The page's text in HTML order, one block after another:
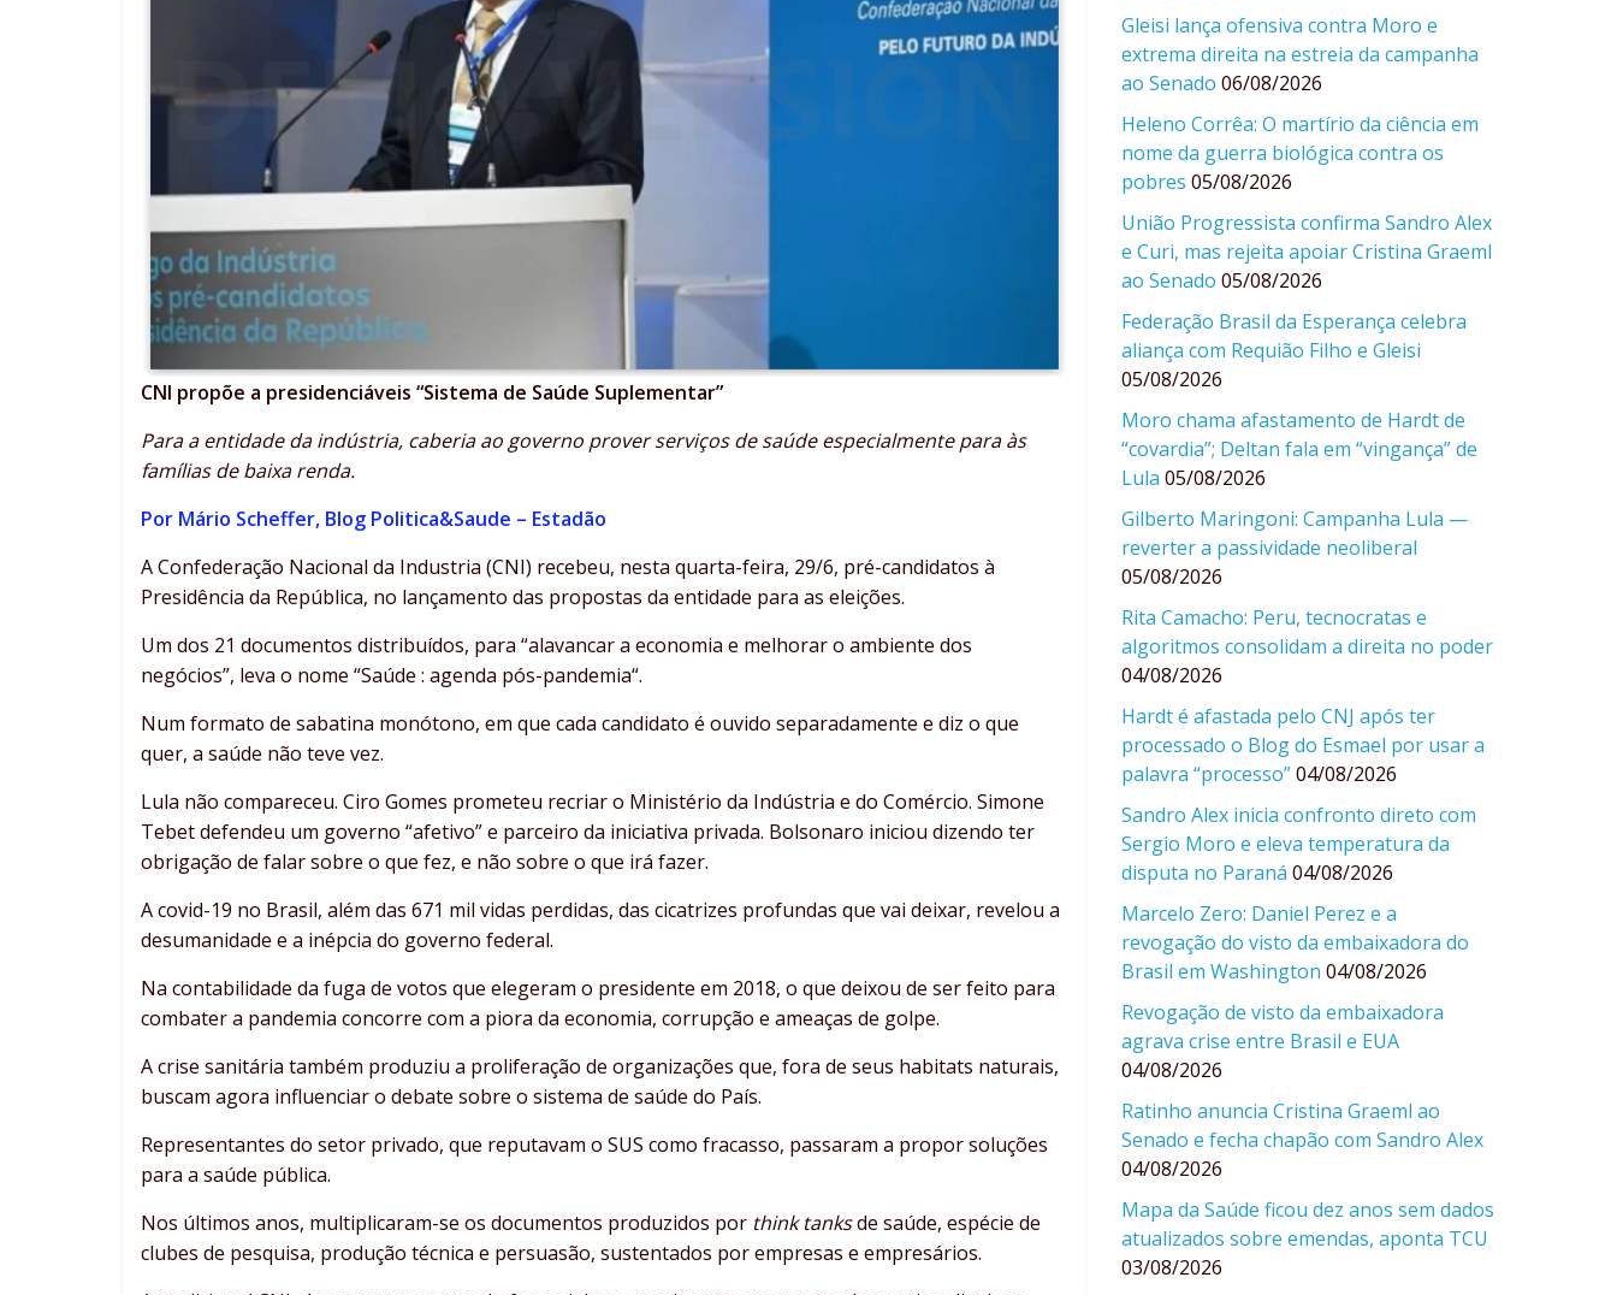
CNI propõe a presidenciáveis “Sistema de Saúde Suplementar”
Para a entidade da indústria, caberia ao governo prover serviços de saúde especialmente para às
famílias de baixa renda.
Por Mário Scheffer, Blog Politica&Saude – Estadão
A Confederação Nacional da Industria (CNI) recebeu, nesta quarta-feira, 29/6, pré-candidatos à
Presidência da República, no lançamento das propostas da entidade para as eleições.
Um dos 21 documentos distribuídos, para “alavancar a economia e melhorar o ambiente dos
negócios”, leva o nome “Saúde : agenda pós-pandemia“.
Num formato de sabatina monótono, em que cada candidato é ouvido separadamente e diz o que
quer, a saúde não teve vez.
Lula não compareceu. Ciro Gomes prometeu recriar o Ministério da Indústria e do Comércio. Simone
Tebet defendeu um governo “afetivo” e parceiro da iniciativa privada. Bolsonaro iniciou dizendo ter
obrigação de falar sobre o que fez, e não sobre o que irá fazer.
A covid-19 no Brasil, além das 671 mil vidas perdidas, das cicatrizes profundas que vai deixar, revelou a
desumanidade e a inépcia do governo federal.
Na contabilidade da fuga de votos que elegeram o presidente em 2018, o que deixou de ser feito para
combater a pandemia concorre com a piora da economia, corrupção e ameaças de golpe.
A crise sanitária também produziu a proliferação de organizações que, fora de seus habitats naturais,
buscam agora influenciar o debate sobre o sistema de saúde do País.
Representantes do setor privado, que reputavam o SUS como fracasso, passaram a propor soluções
para a saúde pública.
Nos últimos anos, multiplicaram-se os documentos produzidos por think tanksde saúde, espécie de
clubes de pesquisa, produção técnica e persuasão, sustentados por empresas e empresários.
Gleisi lança ofensiva contra Moro e
extrema direita na estreia da campanha
ao Senado 06/08/2026
Heleno Corrêa: O martírio da ciência em
nome da guerra biológica contra os
pobres 05/08/2026
União Progressista confirma Sandro Alex
e Curi, mas rejeita apoiar Cristina Graeml
ao Senado 05/08/2026
Federação Brasil da Esperança celebra
aliança com Requião Filho e Gleisi
05/08/2026
Moro chama afastamento de Hardt de
“covardia”; Deltan fala em “vingança” de
Lula 05/08/2026
Gilberto Maringoni: Campanha Lula —
reverter a passividade neoliberal
05/08/2026
Rita Camacho: Peru, tecnocratas e
algoritmos consolidam a direita no poder
04/08/2026
Hardt é afastada pelo CNJ após ter
processado o Blog do Esmael por usar a
palavra “processo”04/08/2026
Sandro Alex inicia confronto direto com
Sergio Moro e eleva temperatura da
disputa no Paraná 04/08/2026
Marcelo Zero: Daniel Perez e a
revogação do visto da embaixadora do
Brasil em Washington 04/08/2026
Revogação de visto da embaixadora
agrava crise entre Brasil e EUA
04/08/2026
Ratinho anuncia Cristina Graeml ao
Senado e fecha chapão com Sandro Alex
04/08/2026
Mapa da Saúde ficou dez anos sem dados
atualizados sobre emendas, aponta TCU
03/08/2026